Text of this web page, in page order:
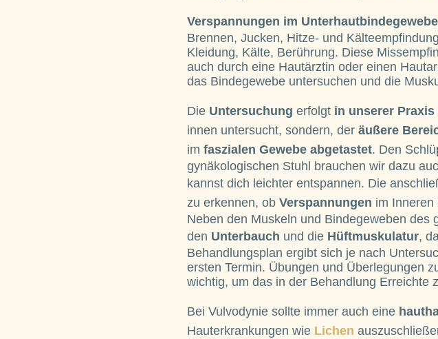
Verspannungen im Unterhautbindegewebe
Brennen, Jucken, Hitze- und
Kleidung, Kälte, Berührung. Diese
auch durch eine Hautärztin oder einen
das Bindegewebe untersuchen und die
Die Untersuchung erfolgt in unserer Praxis
innen untersucht, sondern, der äußere
im faszialen Gewebe abgetastet. Den
gynäkologischen Stuhl brauchen wir dazu
kannst dich leichter entspannen. Die
zu erkennen, ob Verspannungen im Inneren
Neben den Muskeln und Bindegeweben des
den Unterbauch und die Hüftmuskulatur,
Behandlungsplan ergibt sich je nach
ersten Termin. Übungen und Überlegungen
wichtig, um das in der Behandlung Erreichte
Bei Vulvodynie sollte immer auch eine
Hauterkrankungen wie Lichen